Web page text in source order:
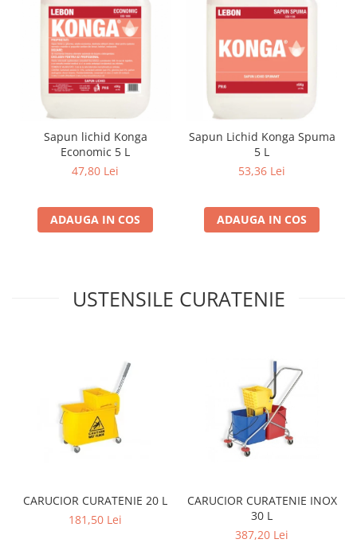
Sapun lichid Konga
Economic 5 L
47,80 Lei
ADAUGA IN COS
Sapun Lichid Konga Spuma
5 L
53,36 Lei
ADAUGA IN COS
USTENSILE CURATENIE
CARUCIOR CURATENIE 20 L
181,50 Lei
CARUCIOR CURATENIE INOX
30 L
387,20 Lei